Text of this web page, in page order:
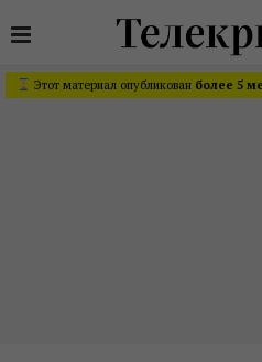
Этот материал опубликован более 5